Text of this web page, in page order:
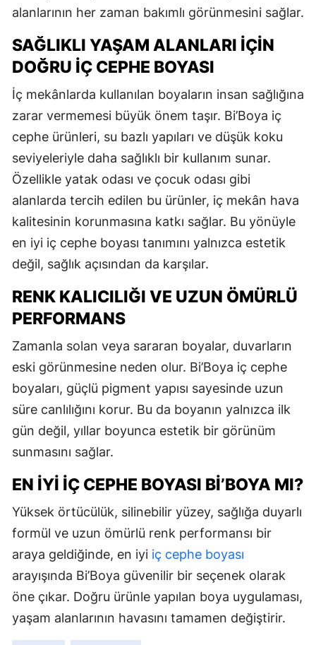
alanlarının her zaman bakımlı görünmesini sağlar.
SAĞLIKLI YAŞAM ALANLARI İÇIN
DOĞRU İÇ CEPHE BOYASI
İç mekânlarda kullanılan boyaların insan sağlığına
zarar vermemesi büyük önem taşır. Bi’Boya iç
cephe ürünleri, su bazlı yapıları ve düşük koku
seviyeleriyle daha sağlıklı bir kullanım sunar.
Özellikle yatak odası ve çocuk odası gibi
alanlarda tercih edilen bu ürünler, iç mekân hava
kalitesinin korunmasına katkı sağlar. Bu yönüyle
en iyi iç cephe boyası tanımını yalnızca estetik
değil, sağlık açısından da karşılar.
RENK KALICILIĞI VE UZUN ÖMÜRLÜ
PERFORMANS
Zamanla solan veya sararan boyalar, duvarların
eski görünmesine neden olur. Bi’Boya iç cephe
boyaları, güçlü pigment yapısı sayesinde uzun
süre canlılığını korur. Bu da boyanın yalnızca ilk
gün değil, yıllar boyunca estetik bir görünüm
sunmasını sağlar.
EN İYI İÇ CEPHE BOYASI BI’BOYA MI?
Yüksek örtücülük, silinebilir yüzey, sağlığa duyarlı
formül ve uzun ömürlü renk performansı bir
araya geldiğinde, en iyi iç cephe boyası
arayışında Bi’Boya güvenilir bir seçenek olarak
öne çıkar. Doğru ürünle yapılan boya uygulaması,
yaşam alanlarının havasını tamamen değiştirir.